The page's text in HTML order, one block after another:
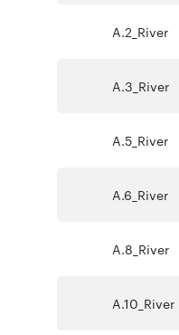
A.2_River
A.3_River
A.5_River
A.6_River
A.8_River
A.10_River